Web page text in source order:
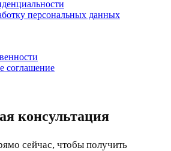
персональных данных
соглашение
консультация
сейчас, чтобы получить